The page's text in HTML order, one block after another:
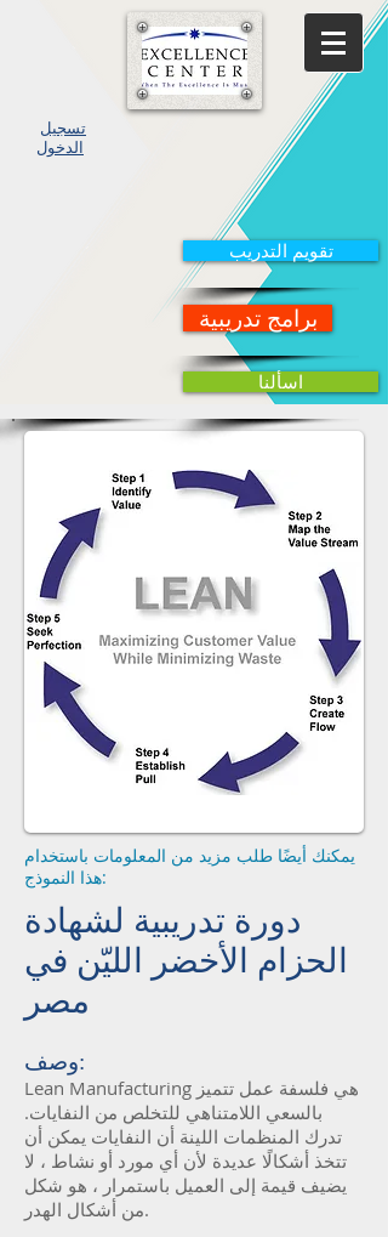
تسجيل
الدخول
تقويم التدريب
برامج تدريبية
اسألنا
يمكنك أيضًا طلب مزيد من المعلومات باستخدام
هذا النموذج:
دورة تدريبية لشهادة
الحزام الأخضر الليّن في
مصر
وصف:
Lean Manufacturing هي فلسفة عمل تتميز
بالسعي اللامتناهي للتخلص من النفايات.
تدرك المنظمات اللينة أن النفايات يمكن أن
تتخذ أشكالًا عديدة لأن أي مورد أو نشاط ، لا
يضيف قيمة إلى العميل باستمرار ، هو شكل
من أشكال الهدر.